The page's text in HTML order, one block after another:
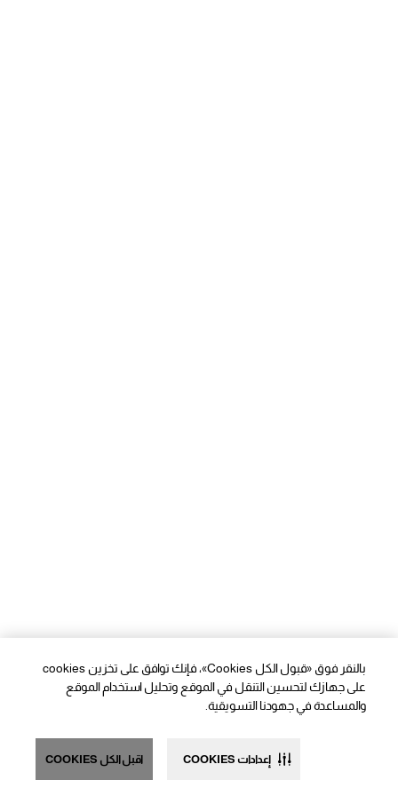
بالنقر فوق «قبول الكل Cookies»، فإنك توافق على تخزين cookies
على جهازك لتحسين التنقل في الموقع وتحليل استخدام الموقع
والمساعدة في جهودنا التسويقية.
اقبل الكل COOKIES إعدادات COOKIES